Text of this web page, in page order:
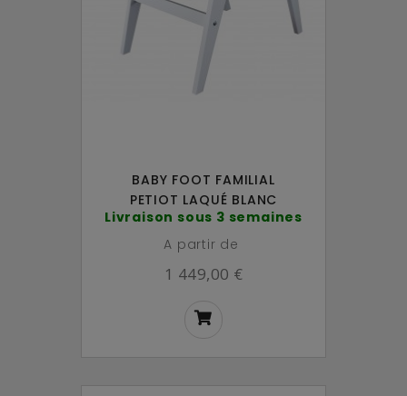
BABY FOOT FAMILIAL
PETIOT LAQUÉ BLANC
Livraison sous 3 semaines
A partir de
1 449,00 €